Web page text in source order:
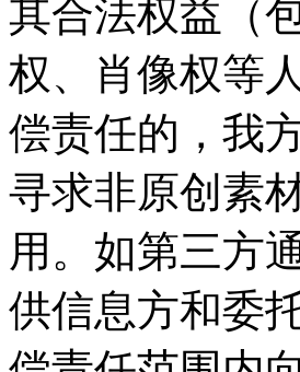
其合法权益（
权、肖像权等
偿责任的，我
寻求非原创素
用。如第三方
供信息方和委